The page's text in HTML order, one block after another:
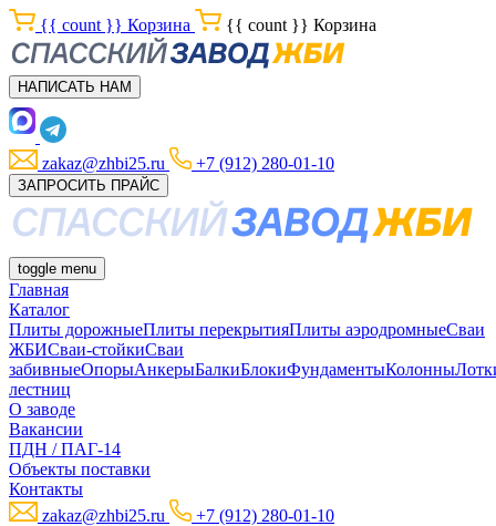
{{ count }} Корзина {{ count }} Корзина
НАПИСАТЬ НАМ
zakaz@zhbi25.ru +7 (912) 280-01-10
ЗАПРОСИТЬ ПРАЙС
toggle menu
Главная
Каталог
Плиты дорожныеПлиты перекрытияПлиты аэродромныеСваи
ЖБИСваи-стойкиСваи
забивныеОпорыАнкерыБалкиБлокиФундаментыКолонны
лестниц
О заводе
Вакансии
ПДН / ПАГ-14
Объекты поставки
Контакты
zakaz@zhbi25.ru
+7 (912) 280-01-10